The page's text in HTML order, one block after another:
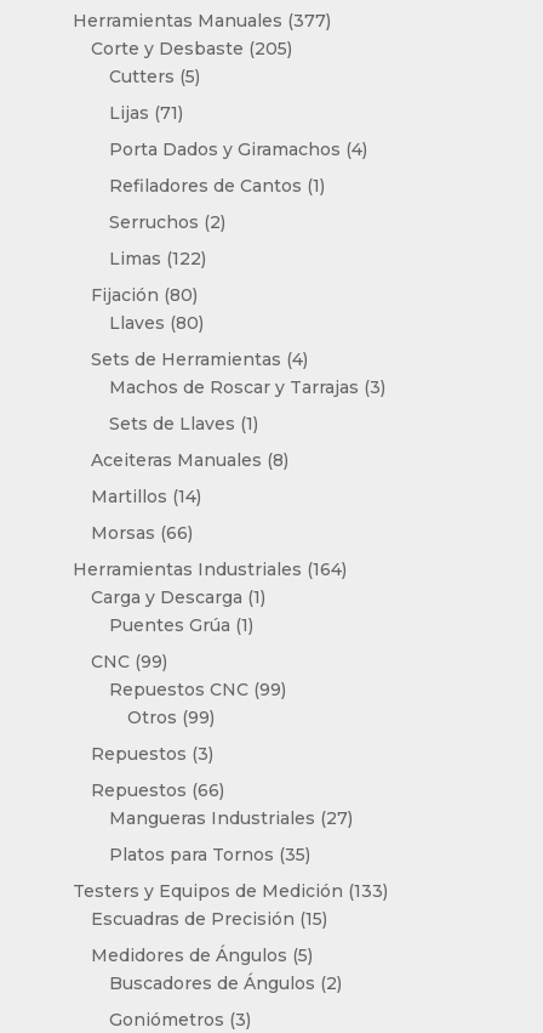
producto
Herramientas Manuales 377377
Corte y Desbaste 205205
Cutters 55
Lijas 7171
productos
Porta Dados y Giramachos 44
Refiladores de Cantos 11
Serruchos 22
Limas 122122
Fijación 8080
productos
Llaves 8080
productos
Sets de Herramientas 44
productos
Machos de Roscar y Tarrajas 33
Sets de Llaves 11
producto
Aceiteras Manuales 88
Martillos 1414
Morsas 6666
productos
Herramientas Industriales 164164
Carga y Descarga 11
Puentes Grúa 11
CNC 9999
productos
Repuestos CNC 9999
Otros 9999
productos
Repuestos 33
productos
Repuestos 6666
productos
Mangueras Industriales 2727
Platos para Tornos 3535
productos
Testers y Equipos de Medición 133133
Escuadras de Precisión 1515
Medidores de Ángulos 55
productos
Buscadores de Ángulos 22
Goniómetros 33